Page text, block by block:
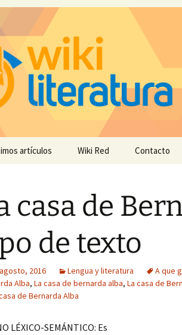
artículos Wiki Red Contacto
casa de
de texto
2016 Lengua y literatura
A que
Alba, La casa de bernarda alba, La casa de
de Bernarda Alba
LÉXICO-SEMÁNTICO: Es